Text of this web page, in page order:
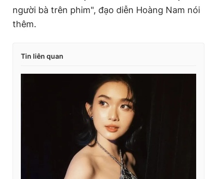
người bà trên phim", đạo diễn Hoàng Nam nói
thêm.
Tin liên quan